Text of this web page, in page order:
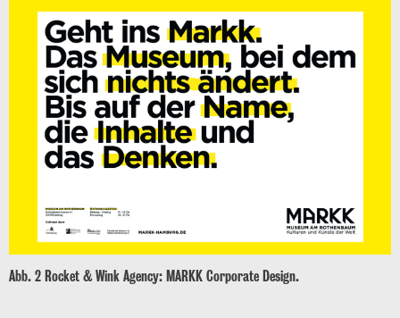
Abb. 2 Rocket & Wink Agency: MARKK Corporate Design.